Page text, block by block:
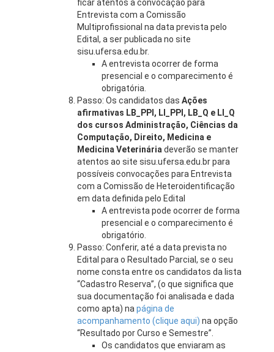
ficar atentos à convocação para
Entrevista com a Comissão
Multiprofissional na data prevista pelo
Edital, a ser publicada no site
sisu.ufersa.edu.br.
A entrevista ocorrer de forma
presencial e o comparecimento é
obrigatória.
Passo: Os candidatos das Ações
afirmativas LB_PPI, LI_PPI, LB_Q e LI_Q
dos cursos Administração, Ciências da
Computação, Direito, Medicina e
Medicina Veterinária deverão se manter
atentos ao site sisu.ufersa.edu.br para
possíveis convocações para Entrevista
com a Comissão de Heteroidentificação
em data definida pelo Edital
A entrevista pode ocorrer de forma
presencial e o comparecimento é
obrigatório.
Passo: Conferir, até a data prevista no
Edital para o Resultado Parcial, se o seu
nome consta entre os candidatos da lista
“Cadastro Reserva”, (o que significa que
sua documentação foi analisada e dada
como apta) na página de
acompanhamento (clique aqui) na opção
“Resultado por Curso e Semestre”.
Os candidatos que enviaram as